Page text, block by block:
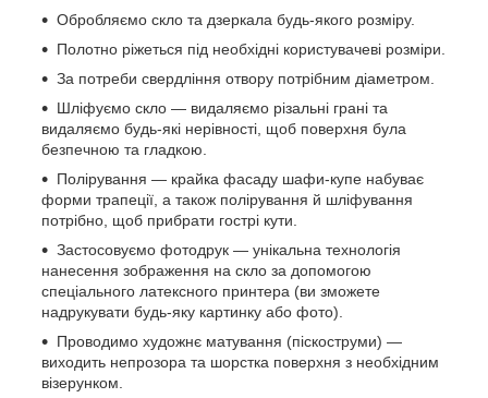
Обробляємо скло та дзеркала будь-якого розміру.
Полотно ріжеться під необхідні користувачеві розміри.
За потреби свердління отвору потрібним діаметром.
Шліфуємо скло — видаляємо різальні грані та
видаляємо будь-які нерівності, щоб поверхня була
безпечною та гладкою.
Полірування — крайка фасаду шафи-купе набуває
форми трапеції, а також полірування й шліфування
потрібно, щоб прибрати гострі кути.
Застосовуємо фотодрук — унікальна технологія
нанесення зображення на скло за допомогою
спеціального латексного принтера (ви зможете
надрукувати будь-яку картинку або фото).
Проводимо художнє матування (піскоструми) —
виходить непрозора та шорстка поверхня з необхідним
візерунком.